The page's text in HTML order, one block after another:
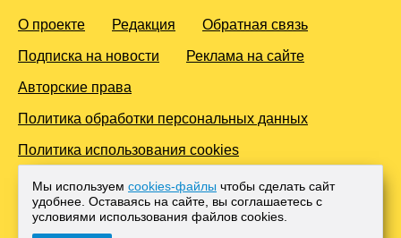
О проекте Редакция Обратная связь
Подписка на новости Реклама на сайте
Авторские права
Политика обработки персональных данных
Политика использования cookies
© 2016-2026 Все права защищены. Для лиц старше 18 лет.
Любое копирование материалов и тиражирование в сети
Интернет, либо печатных изданиях без согласования с
Администрацией проекта, преследуется законом.
Мы используем cookies-файлы чтобы сделать сайт
удобнее. Оставаясь на сайте, вы соглашаетесь с
условиями использования файлов cооkies.